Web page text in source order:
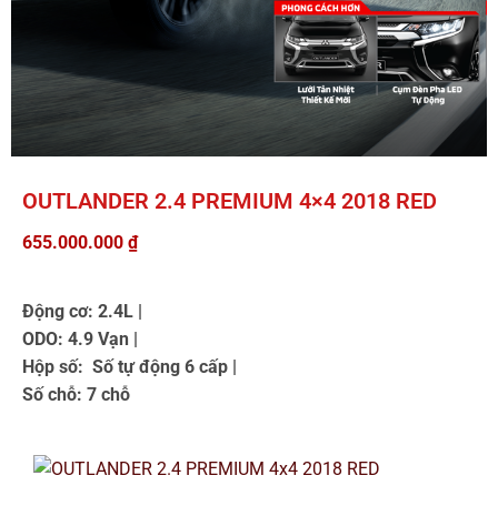
OUTLANDER 2.4 PREMIUM 4×4 2018 RED
655.000.000 ₫
Động cơ: 2.4L |
ODO: 4.9 Vạn |
Hộp số: Số tự động 6 cấp |
Số chỗ: 7 chỗ